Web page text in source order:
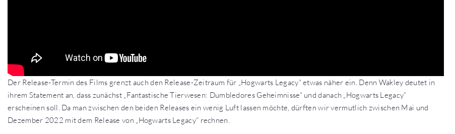
Der Release-Termin des Films grenzt auch den Release-Zeitraum für „Hogwarts Legacy“ etwas näher ein. Denn Wakley deutet in
ihrem Statement an, dass zunächst „Fantastische Tierwesen: Dumbledores Geheimnisse“ und danach „Hogwarts Legacy“
erscheinen soll. Da man zwischen den beiden Releases ein wenig Luft lassen möchte, dürften wir vermutlich zwischen Mai und
Dezember 2022 mit dem Release von „Hogwarts Legacy“ rechnen.